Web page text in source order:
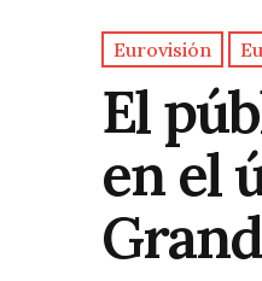
Eurovisión
El
en el